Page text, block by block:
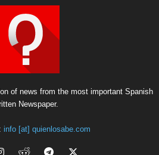
of news from the most important Spanish
Newspaper.
info [at] quienlosabe.com